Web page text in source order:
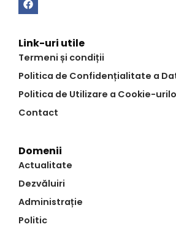
Link-uri utile
Termeni și condiții
Politica de Confidențialitate a
Politica de Utilizare a Cookie-
Contact
Domenii
Actualitate
Dezvăluiri
Administrație
Politic